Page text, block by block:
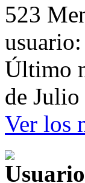
523
usuario:
Último
de
Ver los